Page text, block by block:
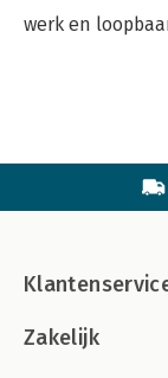
werk en
Zakelijk